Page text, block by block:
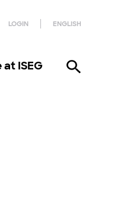
LOGIN ENGLISH
at ISEG